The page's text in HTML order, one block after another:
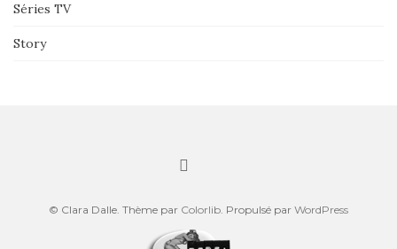
Séries TV
Story
© Clara Dalle. Thème par Colorlib. Propulsé par WordPress